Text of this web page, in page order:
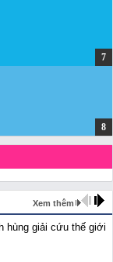
Xem thêm
hùng giải cứu thế giới